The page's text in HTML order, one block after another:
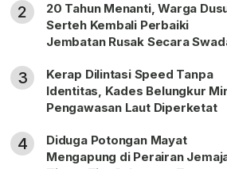
2
20 Tahun Menanti, Warga
Serteh Kembali Perbaiki
Jembatan Rusak Secara
3
Kerap Dilintasi Speed Tanpa
Identitas, Kades Belungkur
Pengawasan Laut Diperketat
4
Diduga Potongan Mayat
Mengapung di Perairan